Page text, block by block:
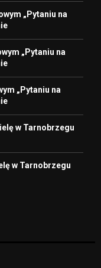
„Pytaniu na
„Pytaniu na
„Pytaniu na
w Tarnobrzegu
w Tarnobrzegu